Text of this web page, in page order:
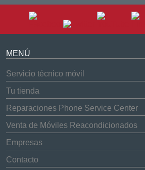
MENÚ
Servicio técnico móvil
Tu tienda
Reparaciones Phone Service Center
Venta de Móviles Reacondicionados
Empresas
Contacto